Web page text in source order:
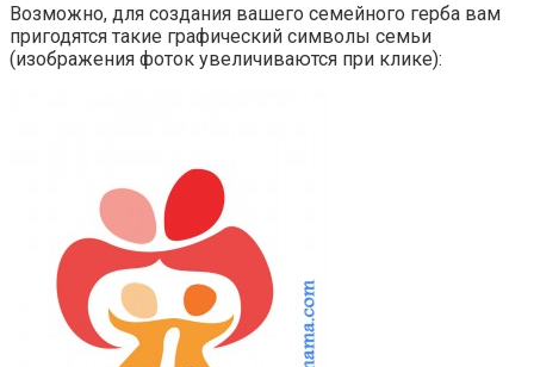
Возможно, для создания вашего семейного герба вам
пригодятся такие графический символы семьи
(изображения фоток увеличиваются при клике):